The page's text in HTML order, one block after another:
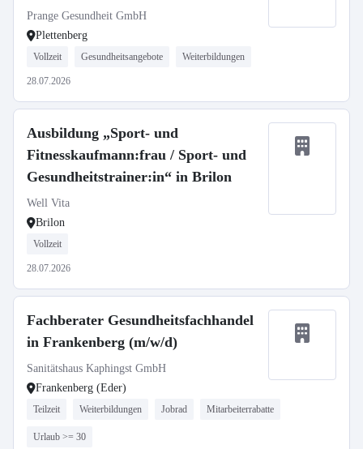
Prange Gesundheit GmbH
Plettenberg
Vollzeit Gesundheitsangebote Weiterbildungen
28.07.2026
Ausbildung „Sport- und
Fitnesskaufmann:frau / Sport- und
Gesundheitstrainer:in“ in Brilon
Well Vita
Brilon
Vollzeit
28.07.2026
Fachberater Gesundheitsfachhandel
in Frankenberg (m/w/d)
Sanitätshaus Kaphingst GmbH
Frankenberg (Eder)
Teilzeit Weiterbildungen Jobrad Mitarbeiterrabatte
Urlaub >= 30